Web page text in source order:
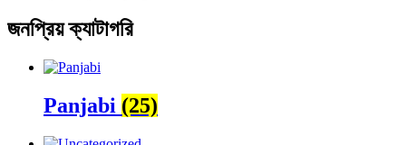
জনপ্রিয় ক্যাটাগরি
Panjabi (25)